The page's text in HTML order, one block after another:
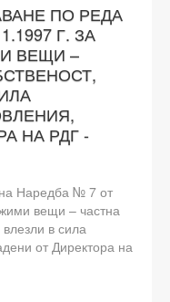
ПО РЕДА
Г. ЗА
ВЕЩИ –
НА РДГ -
Наредба № 7 от
вещи – частна
в сила
от Директора на